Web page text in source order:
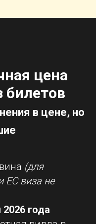
цена
билетов
в цене, но
(для
ЕС виза не
2026 года